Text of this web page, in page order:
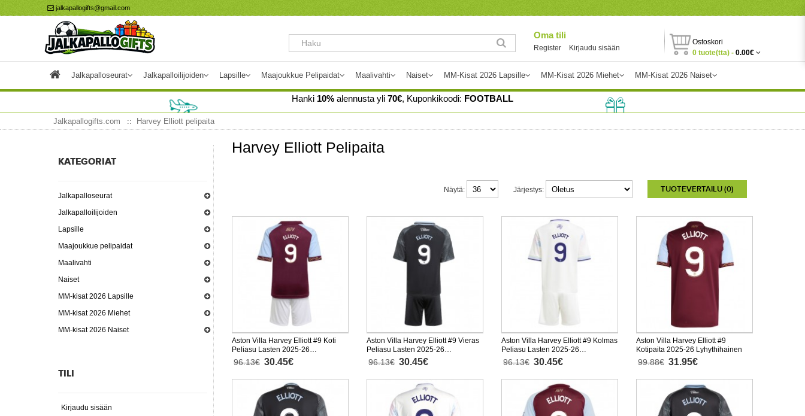
jalkapallogifts@gmail.com
Oma tili
Register Kirjaudu sisään
Ostoskori
0 tuote(tta) - 0.00€
Jalkapalloseurat Jalkapalloilijoiden Lapsille Maajoukkue Pelipaidat Maalivahti Naiset MM-Kisat 2026 Lapsille MM-Kisat 2026 Miehet MM-Kisat 2026 Naiset
Hanki 10% alennusta yli 70€, Kuponkikoodi: FOOTBALL
Jalkapallogifts.com Harvey Elliott pelipaita
KATEGORIAT
Jalkapalloseurat
Jalkapalloilijoiden
Lapsille
Maajoukkue pelipaidat
Maalivahti
Naiset
MM-kisat 2026 Lapsille
MM-kisat 2026 Miehet
MM-kisat 2026 Naiset
TILI
Kirjaudu sisään
Harvey Elliott Pelipaita
TUOTEVERTAILU (0)
Järjestys:
Näytä:
Aston Villa Harvey Elliott #9 Koti
Peliasu Lasten 2025-26
Lyhythihainen (+ Lyhyet housut)
96.13€ 30.45€
Aston Villa Harvey Elliott #9 Vieras
Peliasu Lasten 2025-26
Lyhythihainen (+ Lyhyet housut)
96.13€ 30.45€
Aston Villa Harvey Elliott #9 Kolmas
Peliasu Lasten 2025-26
Lyhythihainen (+ Lyhyet housut)
96.13€ 30.45€
Aston Villa Harvey Elliott #9
Kotipaita 2025-26 Lyhythihainen
99.88€ 31.95€